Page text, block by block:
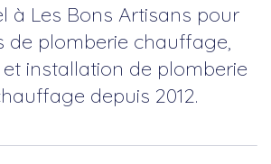
à Les Bons Artisans pour
de plomberie chauffage,
installation de plomberie
depuis 2012.